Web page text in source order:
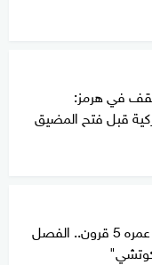
في هرمز:
قبل فتح المضيق
رجلان وكنيس عمره 5 قرون.. الفصل